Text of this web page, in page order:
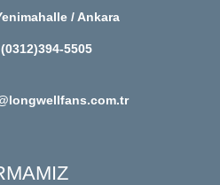
/ Ankara
(0312)394-5505